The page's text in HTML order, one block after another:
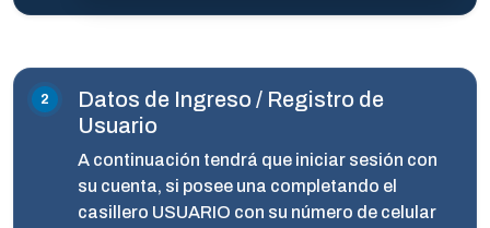
Datos de Ingreso / Registro de
Usuario
A continuación tendrá que iniciar sesión con
su cuenta, si posee una completando el
casillero USUARIO con su número de celular